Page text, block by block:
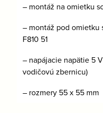
– montáž na omietku
– montáž pod omietku
F810 51
– napájacie napätie 5
vodičovú zbernicu)
– rozmery 55 x 55 mm